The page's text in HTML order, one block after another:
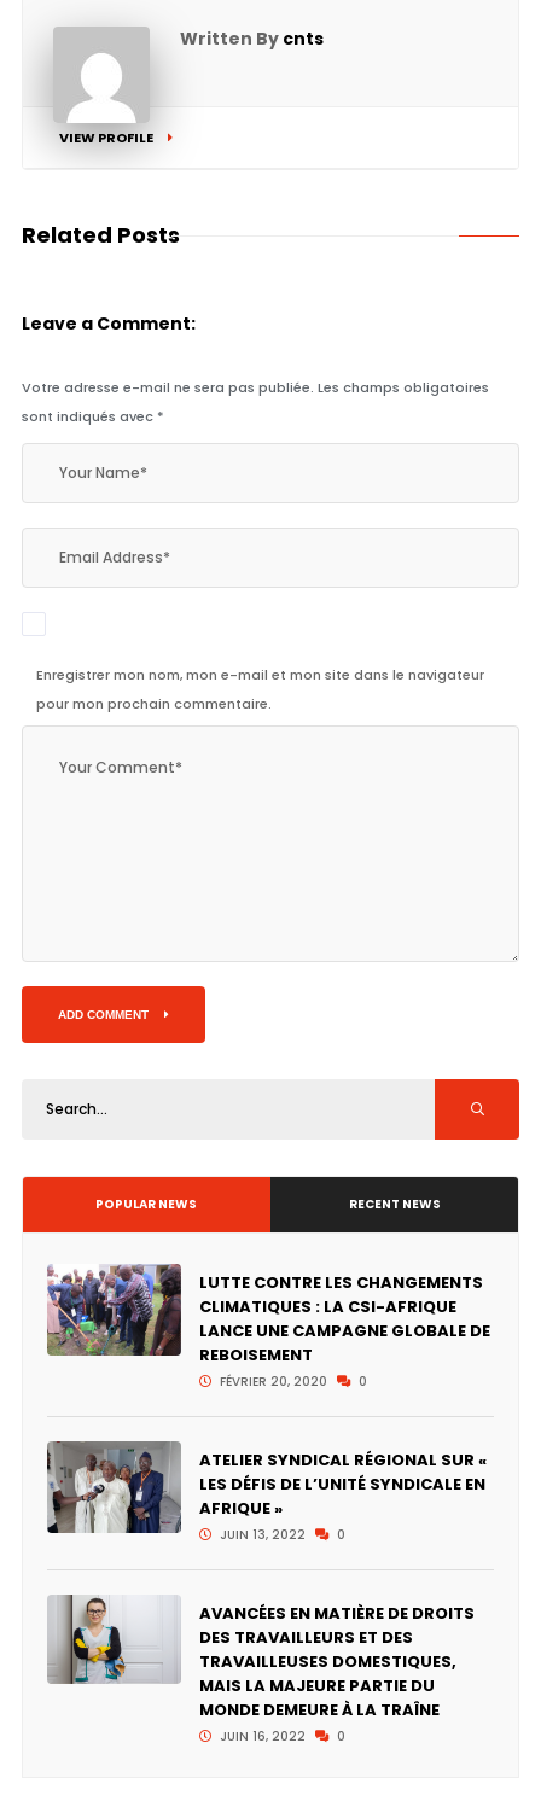
Written By cnts
VIEW PROFILE
Related Posts
Leave a Comment:
Votre adresse e-mail ne sera pas publiée. Les champs obligatoires
sont indiqués avec *
Enregistrer mon nom, mon e-mail et mon site dans le navigateur
pour mon prochain commentaire.
ADD COMMENT
POPULAR NEWS RECENT NEWS
LUTTE CONTRE LES CHANGEMENTS
CLIMATIQUES : LA CSI-AFRIQUE
LANCE UNE CAMPAGNE GLOBALE DE
REBOISEMENT
FÉVRIER 20, 2020 0
ATELIER SYNDICAL RÉGIONAL SUR «
LES DÉFIS DE L’UNITÉ SYNDICALE EN
AFRIQUE »
JUIN 13, 2022 0
AVANCÉES EN MATIÈRE DE DROITS
DES TRAVAILLEURS ET DES
TRAVAILLEUSES DOMESTIQUES,
MAIS LA MAJEURE PARTIE DU
MONDE DEMEURE À LA TRAÎNE
JUIN 16, 2022 0